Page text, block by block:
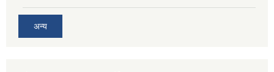
अन्य